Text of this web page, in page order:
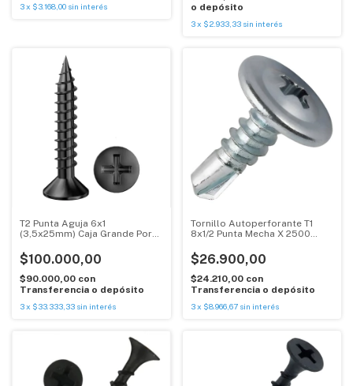
3x $3.168,00 sin interés
o depósito
3 x $2.933,33 sin interés
T2 Punta Aguja 6x1
(3,5x25mm) Caja Grande Por
$100.000,00
$90.000,00 con
Transferencia o depósito
3x $33.333,33 sin interés
Tornillo Autoperforante T1
8x1/2 Punta Mecha X 2500
$26.900,00
$24.210,00 con
Transferencia o depósito
3 x $8.966,67 sin interés